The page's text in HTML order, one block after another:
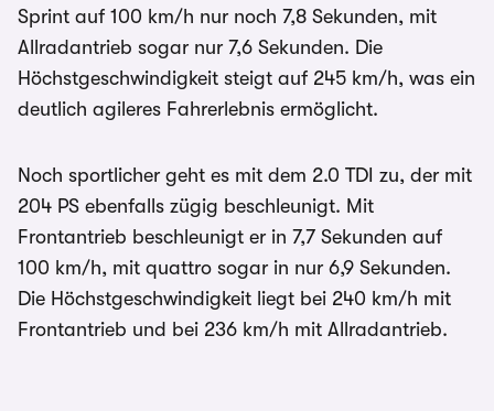
Sprint auf 100 km/h nur noch 7,8 Sekunden, mit
Allradantrieb sogar nur 7,6 Sekunden. Die
Höchstgeschwindigkeit steigt auf 245 km/h, was ein
deutlich agileres Fahrerlebnis ermöglicht.
Noch sportlicher geht es mit dem 2.0 TDI zu, der mit
204 PS ebenfalls zügig beschleunigt. Mit
Frontantrieb beschleunigt er in 7,7 Sekunden auf
100 km/h, mit quattro sogar in nur 6,9 Sekunden.
Die Höchstgeschwindigkeit liegt bei 240 km/h mit
Frontantrieb und bei 236 km/h mit Allradantrieb.